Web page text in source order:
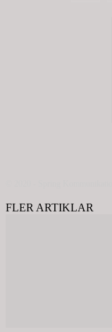
FLER ARTIKLAR